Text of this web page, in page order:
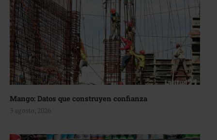
Mango: Datos que construyen confianza
3 agosto, 2026